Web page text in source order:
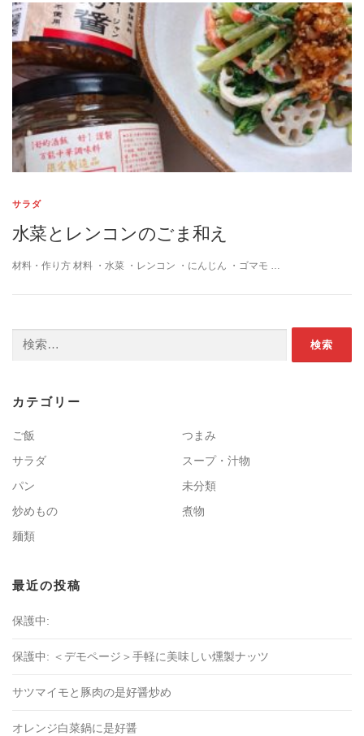
サラダ
水菜とレンコンのごま和え
材料・作り方 材料 ・水菜 ・レンコン ・にんじん ・ゴマモ …
検索:
カテゴリー
ご飯
つまみ
サラダ
スープ・汁物
パン
未分類
炒めもの
煮物
麺類
最近の投稿
保護中:
保護中: ＜デモページ＞手軽に美味しい燻製ナッツ
サツマイモと豚肉の是好醤炒め
オレンジ白菜鍋に是好醤